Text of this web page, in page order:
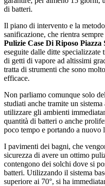
di batteri.
Il piano di intervento e la
sanificazione, che rientra
Pulizie Case Di Riposo
eseguite dalle ditte specializzate
di getti di vapore ad altissimi
tratta di strumenti che sono
efficace.
Non parliamo comunque solo
studiati anche tramite un
utilizzare gli ambienti
quantità di batteri o anche
poco tempo e portando a nuovo
I pavimenti dei bagni, che
sicurezza di avere un ottimo
contengono dei solchi dove si
batteri. Utilizzando il sistema
superiore ai 70°, si ha